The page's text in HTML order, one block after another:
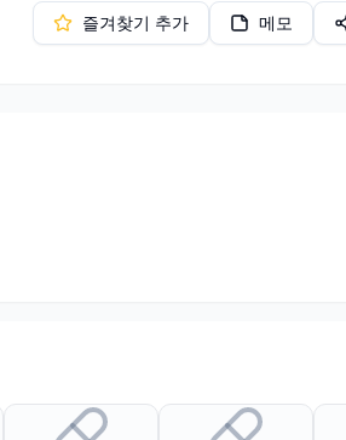
즐겨찾기 추가 메모